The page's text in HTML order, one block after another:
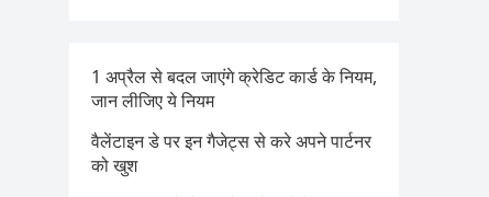
1 अप्रैल से बदल जाएंगे क्रेडिट कार्ड के नियम,
जान लीजिए ये नियम
वैलेंटाइन डे पर इन गैजेट्स से करे अपने पार्टनर
को खुश